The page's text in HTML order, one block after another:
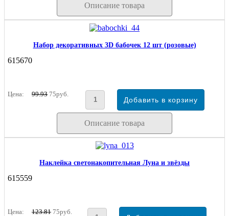
Описание товара
Набор декоративных 3D бабочек 12 шт (розовые)
615670
Цена: 99.93 75руб.
Описание товара
Наклейка светонакопительная Луна и звёзды
615559
Цена: 123.81 75руб.